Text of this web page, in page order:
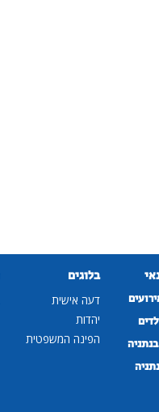
בלוגים
דעה אישית
יהדות
הפינה המשפטית